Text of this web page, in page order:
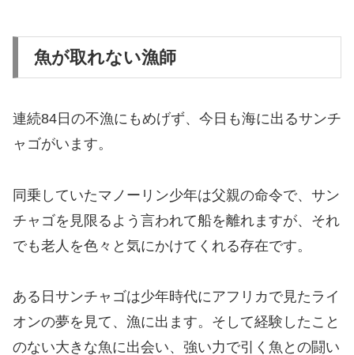
魚が取れない漁師
連続84日の不漁にもめげず、今日も海に出るサンチ
ャゴがいます。
同乗していたマノーリン少年は父親の命令で、サン
チャゴを見限るよう言われて船を離れますが、それ
でも老人を色々と気にかけてくれる存在です。
ある日サンチャゴは少年時代にアフリカで見たライ
オンの夢を見て、漁に出ます。そして経験したこと
のない大きな魚に出会い、強い力で引く魚との闘い